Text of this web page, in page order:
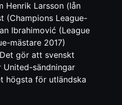
Henrik Larsson (lån
(Champions League-
Ibrahimović (League
mästare 2017)
gör att svenskt
United-sändningar
högsta för utländska